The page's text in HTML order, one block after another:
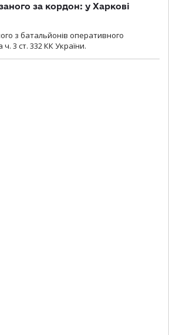
за кордон: у Харкові
з батальйонів оперативного
3 ст. 332 КК України.